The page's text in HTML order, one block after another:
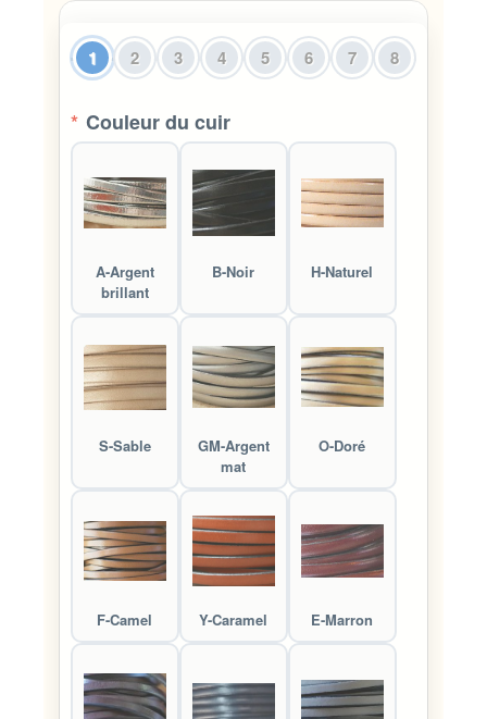
1 2 3 4 5 6 7 8
* Couleur du cuir
A-Argent
brillant
B-Noir H-Naturel
S-Sable
GM-Argent
mat
O-Doré
F-Camel Y-Caramel E-Marron